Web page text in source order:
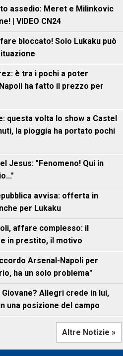
assedio: Meret e Milinkovic
| VIDEO CN24
bloccato! Solo Lukaku può
è tra i pochi a poter
ha fatto il prezzo per
questa volta lo show a Castel
la pioggia ha portato pochi
Jesus: "Fenomeno! Qui in
avvisa: offerta in
per Lukaku
affare complesso: il
in prestito, il motivo
Arsenal-Napoli per
ha un solo problema"
Allegri crede in lui,
una posizione del campo
Altre Notizie »